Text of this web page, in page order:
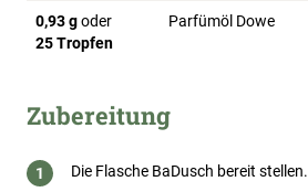
0,93 goder
25 Tropfen
Parfümöl Dowe
Zubereitung
Die Flasche BaDusch bereit stellen.